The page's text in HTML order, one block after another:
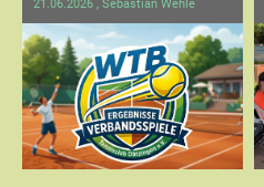
21.06.2026 , Sebastian Wehle